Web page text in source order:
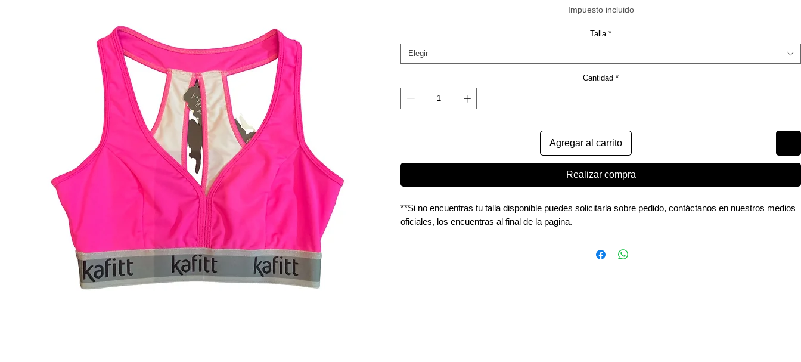
Impuesto incluido
Talla *
Elegir
Cantidad *
Agregar al carrito
Realizar compra
**Si no encuentras tu talla disponible puedes solicitarla sobre pedido, contáctanos en nuestros medios
oficiales, los encuentras al final de la pagina.